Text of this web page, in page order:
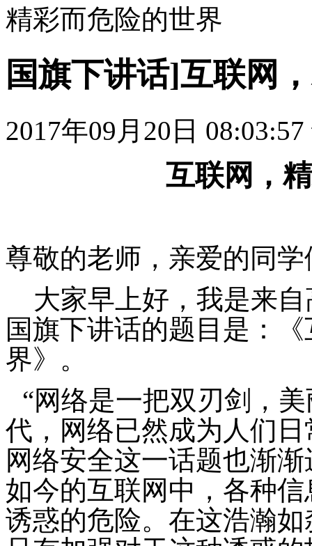
精彩而危险的世界
国旗下讲话]互联网
2017年09月20日 08:03:57
互联网，
尊敬的老师，亲爱的同学
大家早上好，我是来自
国旗下讲话的题目是：
界》。
“网络是一把双刃剑，
代，网络已然成为人们
网络安全这一话题也渐
如今的互联网中，各种
诱惑的危险。在这浩瀚